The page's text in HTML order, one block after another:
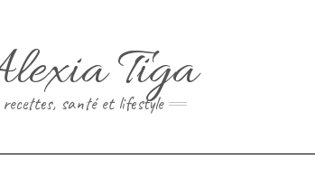
Tiga
recettes, santé et lifestyle